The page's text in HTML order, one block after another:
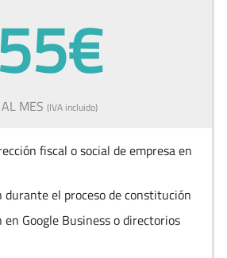
55€
AL MES (IVA incluido)
fiscal o social de empresa en
durante el proceso de constitución
en Google Business o directorios